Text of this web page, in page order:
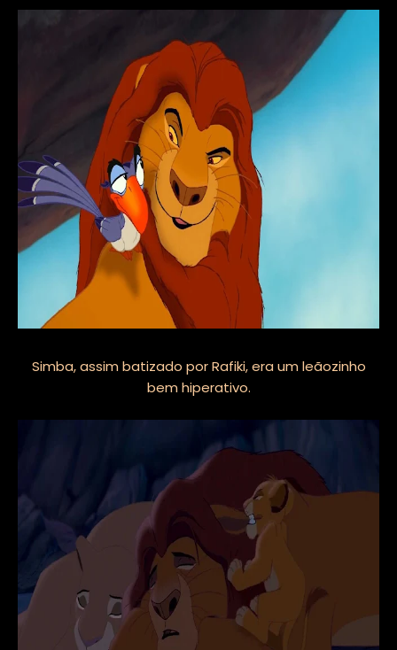
Simba, assim batizado por Rafiki, era um leãozinho
bem hiperativo.